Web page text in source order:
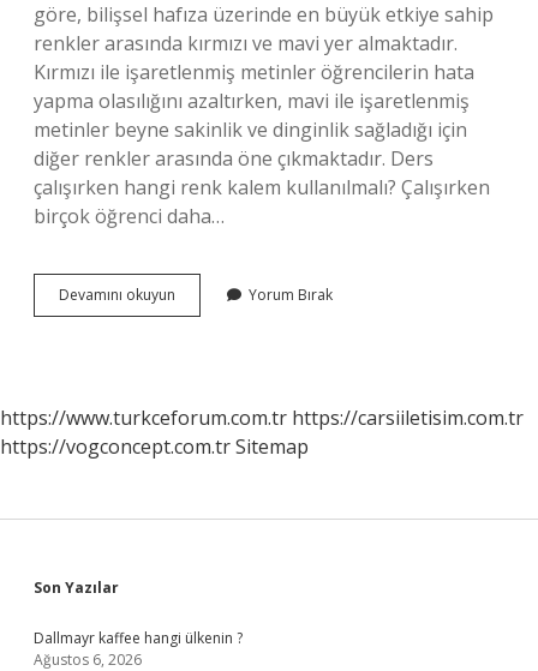
göre, bilişsel hafıza üzerinde en büyük etkiye sahip
renkler arasında kırmızı ve mavi yer almaktadır.
Kırmızı ile işaretlenmiş metinler öğrencilerin hata
yapma olasılığını azaltırken, mavi ile işaretlenmiş
metinler beyne sakinlik ve dinginlik sağladığı için
diğer renkler arasında öne çıkmaktadır. Ders
çalışırken hangi renk kalem kullanılmalı? Çalışırken
birçok öğrenci daha…
Devamını okuyun
Hangi
Yorum Bırak
https://www.turkceforum.com.tr https://carsiiletisim.com.tr
https://vogconcept.com.trSitemap
Sidebar
Son Yazılar
Dallmayr kaffee hangi ülkenin ?
Ağustos 6, 2026